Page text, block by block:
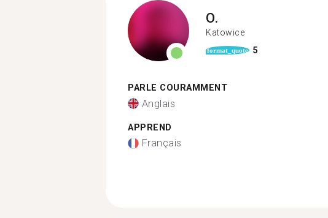
O.
Katowice
format_quote 5
PARLE COURAMMENT
Anglais
APPREND
Français